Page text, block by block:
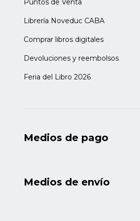
Cuestionarios de
Puntos de Venta
Librería Noveduc CABA
Comprar libros digitales
Devoluciones y reembolsos
Feria del Libro 2026
Medios de pago
Medios de envío